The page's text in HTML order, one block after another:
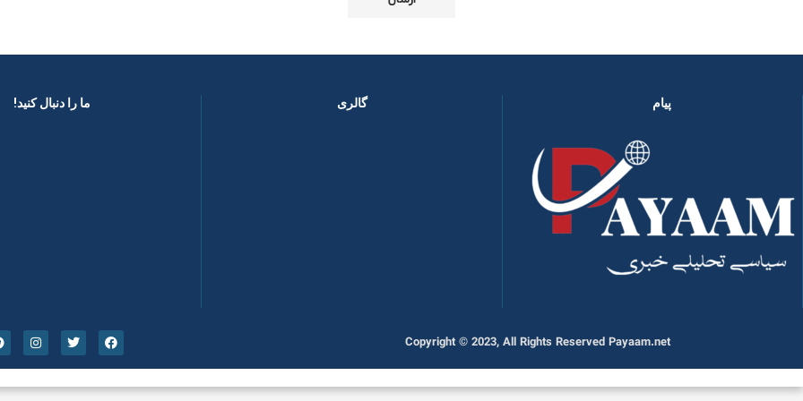
پیام گالری ما را دنبال کنید! ​
Copyright © 2023, All Rights Reserved Payaam.net